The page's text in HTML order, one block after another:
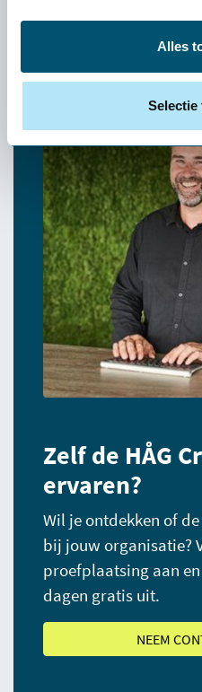
Alles
Selectie
Zelf de HÅG
ervaren?
Wil je ontdekken of de
bij jouw organisatie?
proefplaatsing aan
dagen gratis uit.
NEEM